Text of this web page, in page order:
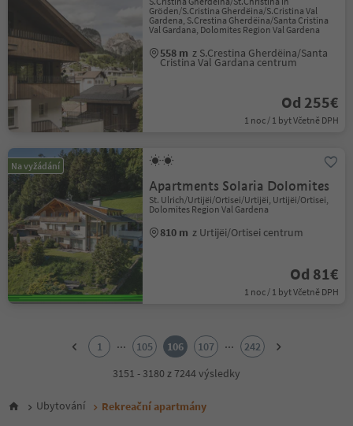
Gröden/S.Cristina Gherdëina/S.Cristina Val
Gardena, S.Crestina Gherdëina/Santa Cristina
Val Gardana, Dolomites Region Val Gardena
558 m z S.Crestina Gherdëina/Santa
Cristina Val Gardana centrum
Od 255€
1 noc / 1 byt Včetně DPH
Na vyžádání
Apartments Solaria Dolomites
St. Ulrich/Urtijëi/Ortisei/Urtijëi, Urtijëi/Ortisei,
Dolomites Region Val Gardena
810 m z Urtijëi/Ortisei centrum
Od 81€
1 noc / 1 byt Včetně DPH
6
1 ... 105 106 107 ...
242
3151 - 3180 z 7244 výsledky
Ubytování Rekreační apartmány